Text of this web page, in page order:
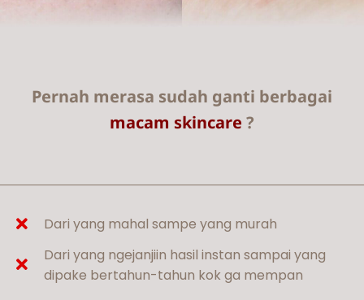
Pernah merasa sudah ganti berbagai
macam skincare ?
Dari yang mahal sampe yang murah
Dari yang ngejanjiin hasil instan sampai yang
dipake bertahun-tahun kok ga mempan